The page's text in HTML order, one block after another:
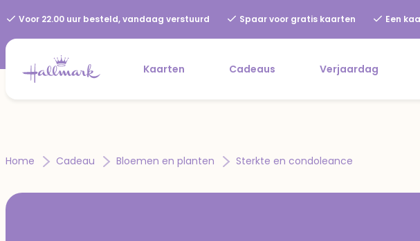
Voor 22.00 uur besteld, vandaag verstuurd Spaar voor gratis kaarten Een
Kaarten Cadeaus Verjaardag
Home Cadeau Bloemen en planten Sterkte en condoleance